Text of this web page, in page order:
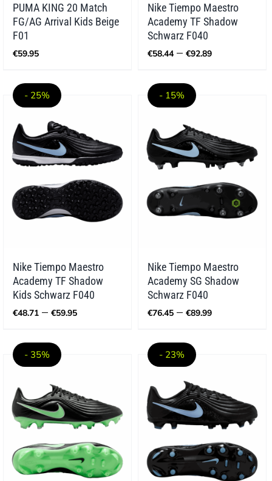
PUMA KING 20 Match
FG/AG Arrival Kids Beige
F01
€59.95
Nike Tiempo Maestro
Academy TF Shadow
Schwarz F040
€58.44 – €92.89
- 25%
Nike Tiempo Maestro
Academy TF Shadow
Kids Schwarz F040
€48.71 – €59.95Preisspanne:
- 15%
Nike Tiempo Maestro
Academy SG Shadow
Schwarz F040
€76.45 – €89.99
- 35% - 23%